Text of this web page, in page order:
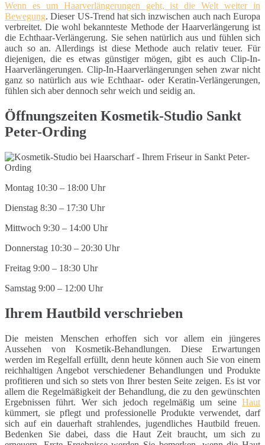
Wenn es um Haarverlängerungen geht, ist die Welt weiter in
Bewegung. Dieser US-Trend hat sich inzwischen auch nach Europa
verbreitet. Die wohl bekannteste Methode der Haarverlängerung ist
die Echthaar-Verlängerung. Sie sehen natürlich aus und fühlen sich
auch so an. Allerdings ist diese Methode auch relativ teuer. Für
diejenigen, die es etwas günstiger mögen, gibt es auch Clip-In-
Haarverlängerungen. Clip-In-Haarverlängerungen sehen zwar nicht
ganz so natürlich aus wie Echthaar- oder Keratin-Verlängerungen,
fühlen sich aber dennoch sehr weich und seidig an.
Öffnungszeiten Kosmetik-Studio Sankt
Peter-Ording
Montag 10:30 – 18:00 Uhr
Dienstag 8:30 – 17:30 Uhr
Mittwoch 9:30 – 14:00 Uhr
Donnerstag 10:30 – 20:30 Uhr
Freitag 9:00 – 18:30 Uhr
Samstag 9:00 – 12:00 Uhr
Ihrem Hautbild verschrieben
Die meisten Menschen erhoffen sich vor allem ein jüngeres
Aussehen von Kosmetik-Behandlungen. Diese Erwartungen
werden im Regelfall erfüllt, denn heute können auch Sie von einem
reichhaltigen Angebot verschiedener Behandlungen und Produkte
profitieren und sich so stets von Ihrer besten Seite zeigen. Es ist vor
allem die Regelmäßigkeit der Behandlung, die zu den gewünschten
Ergebnissen führt. Wer sich jedoch regelmäßig um seine Haut
kümmert, sie pflegt und professionelle Produkte verwendet, darf
sich auf ein dauerhaft strahlendes, jugendliches Hautbild freuen.
Bedenken Sie dabei, dass die Haut Zeit braucht, um sich zu